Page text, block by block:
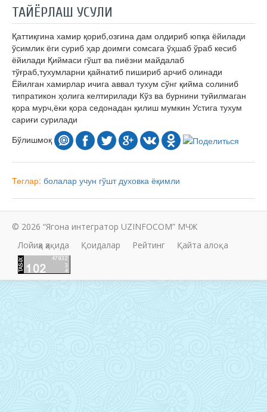
ТАЙЁРЛАШ УСУЛИ
Қаттиқгина хамир қориб,озгина дам олдириб юпқа ёйилади
ўсимлик ёги суриб ҳар доимги сомсага ўҳшаб ўраб кесиб
ёйилади Қиймаси гўшт ва пиёзни майдалаб
тўғраб,тухумларни қайнатиб пишириб арчиб олинади
Ёйилган хамирлар ичига аввал тухум сўнг қийма солиниб
типратикон ҳолига келтирилади Кўз ва бурнини туйилмаган
қора мурч,ёки қора седонадан қилиш мумкин Устига тухум
сариғи сурилади
Бўлишмоқ
Теглар: болалар учун гўшт духовка ёқимли
© 2026 “Ягона интегратор UZINFOCOM” МЧЖ
Лойиҳа ҳақида
Қоидалар Рейтинг Қайта алоқа